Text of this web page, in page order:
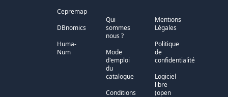
Cepremap
DBnomics
Huma-
Num
Qui
sommes
nous ?
Mode
d'emploi
du
catalogue
Conditions
Mentions
Légales
Politique
de
confidentialité
Logiciel
libre
(open